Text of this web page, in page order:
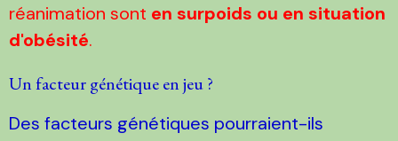
réanimation sont en surpoids ou en situation
d'obésité.
Un facteur génétique en jeu ?
Des facteurs génétiques pourraient-ils